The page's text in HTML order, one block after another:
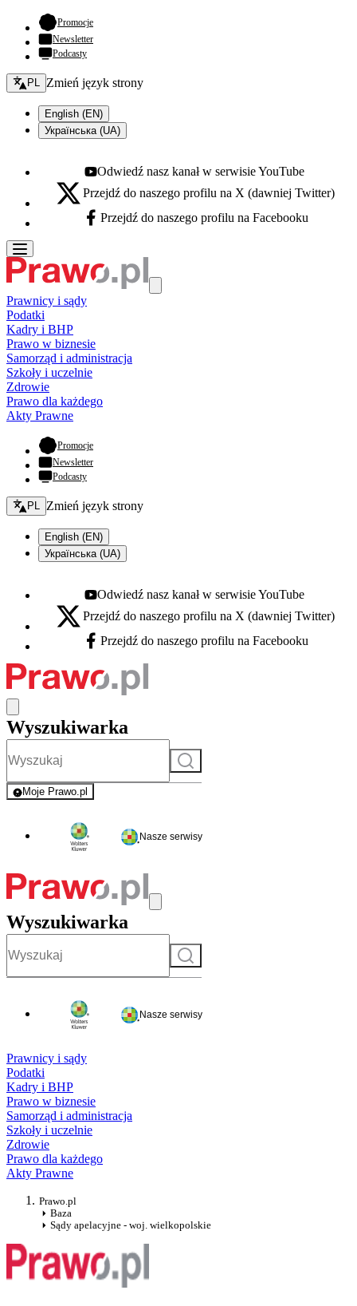
Promocje- otwiera się w nowej karcie
Newsletter
Podcasty
Zmień język - bieżący:
PL Zmień język strony
English (EN)
Українська (UA)
Youtube - otwiera się w nowej karcie
Odwiedź nasz kanał w serwisie YouTube
X - otwiera się w nowej karcie
Przejdź do naszego profilu na X (dawniej Twitter)
Facebook - otwiera się w nowej karcie
Przejdź do naszego profilu na Facebooku
Prawnicy i sądy
Podatki
Kadry i BHP
Prawo w biznesie
Samorząd i administracja
Szkoły i uczelnie
Zdrowie
Prawo dla każdego
Akty Prawne
Promocje- otwiera się w nowej karcie
Newsletter
Podcasty
Zmień język - bieżący:
PL Zmień język strony
English (EN)
Українська (UA)
Youtube - otwiera się w nowej karcie
Odwiedź nasz kanał w serwisie YouTube
X - otwiera się w nowej karcie
Przejdź do naszego profilu na X (dawniej Twitter)
Facebook - otwiera się w nowej karcie
Przejdź do naszego profilu na Facebooku
Wyszukiwarka
Szukaj
Moje Prawo.pl
- rejestracja i logowanie do serwisu
Nasze serwisy
Wyszukiwarka
Szukaj
Nasze serwisy
Prawnicy i sądy
Podatki
Kadry i BHP
Prawo w biznesie
Samorząd i administracja
Szkoły i uczelnie
Zdrowie
Prawo dla każdego
Akty Prawne
Prawo.pl
Baza
Sądy apelacyjne - woj. wielkopolskie